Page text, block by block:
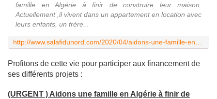
famille en Algérie à finir de construire leur maison.
Actuellement ,il vivent dans un appartement en location avec
leurs enfants, un frère...
Profitons de cette vie pour participer aux financement de
ses différents projets :
(URGENT ) Aidons une famille en Algérie à finir de